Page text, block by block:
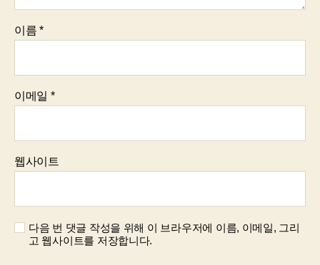
이름*
이메일 *
웹사이트
다음 번 댓글 작성을 위해 이 브라우저에 이름, 이메일, 그리
고 웹사이트를 저장합니다.